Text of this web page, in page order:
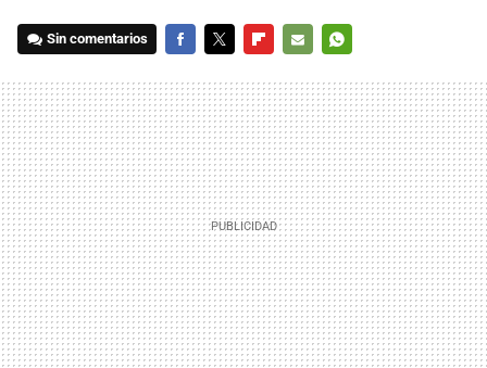
Sin comentarios
MAIL